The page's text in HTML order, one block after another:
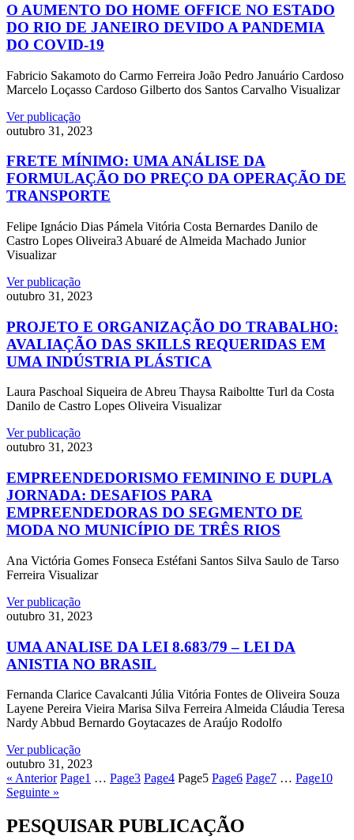
O AUMENTO DO HOME OFFICE NO ESTADO
DO RIO DE JANEIRO DEVIDO A PANDEMIA
DO COVID-19
Fabricio Sakamoto do Carmo Ferreira João Pedro Januário Cardoso
Marcelo Loçasso Cardoso Gilberto dos Santos Carvalho Visualizar
Ver publicação
outubro 31, 2023
FRETE MÍNIMO: UMA ANÁLISE DA
FORMULAÇÃO DO PREÇO DA OPERAÇÃO DE
TRANSPORTE
Felipe Ignácio Dias Pámela Vitória Costa Bernardes Danilo de
Castro Lopes Oliveira3 Abuaré de Almeida Machado Junior
Visualizar
Ver publicação
outubro 31, 2023
PROJETO E ORGANIZAÇÃO DO TRABALHO:
AVALIAÇÃO DAS SKILLS REQUERIDAS EM
UMA INDÚSTRIA PLÁSTICA
Laura Paschoal Siqueira de Abreu Thaysa Raiboltte Turl da Costa
Danilo de Castro Lopes Oliveira Visualizar
Ver publicação
outubro 31, 2023
EMPREENDEDORISMO FEMININO E DUPLA
JORNADA: DESAFIOS PARA
EMPREENDEDORAS DO SEGMENTO DE
MODA NO MUNICÍPIO DE TRÊS RIOS
Ana Victória Gomes Fonseca Estéfani Santos Silva Saulo de Tarso
Ferreira Visualizar
Ver publicação
outubro 31, 2023
UMA ANALISE DA LEI 8.683/79 – LEI DA
ANISTIA NO BRASIL
Fernanda Clarice Cavalcanti Júlia Vitória Fontes de Oliveira Souza
Layene Pereira Vieira Marisa Silva Ferreira Almeida Cláudia Teresa
Nardy Abbud Bernardo Goytacazes de Araújo Rodolfo
Ver publicação
outubro 31, 2023
« Anterior Page1 … Page3 Page4 Page5 Page6 Page7 … Page10
Seguinte »
PESQUISAR PUBLICAÇÃO